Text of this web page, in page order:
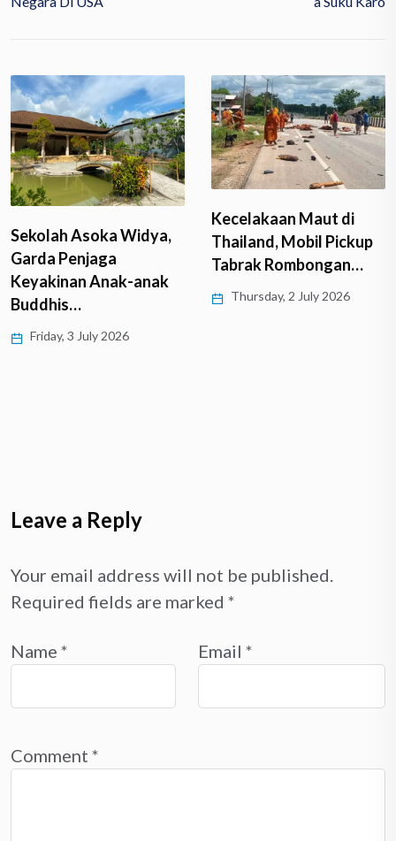
Sekolah Asoka Widya,
Garda Penjaga
Keyakinan Anak-anak
Buddhis…
Friday, 3 July 2026
Kecelakaan Maut di
Thailand, Mobil Pickup
Tabrak Rombongan…
Thursday, 2 July 2026
Leave a Reply
Your email address will not be published.
Required fields are marked *
Name * Email *
Comment *